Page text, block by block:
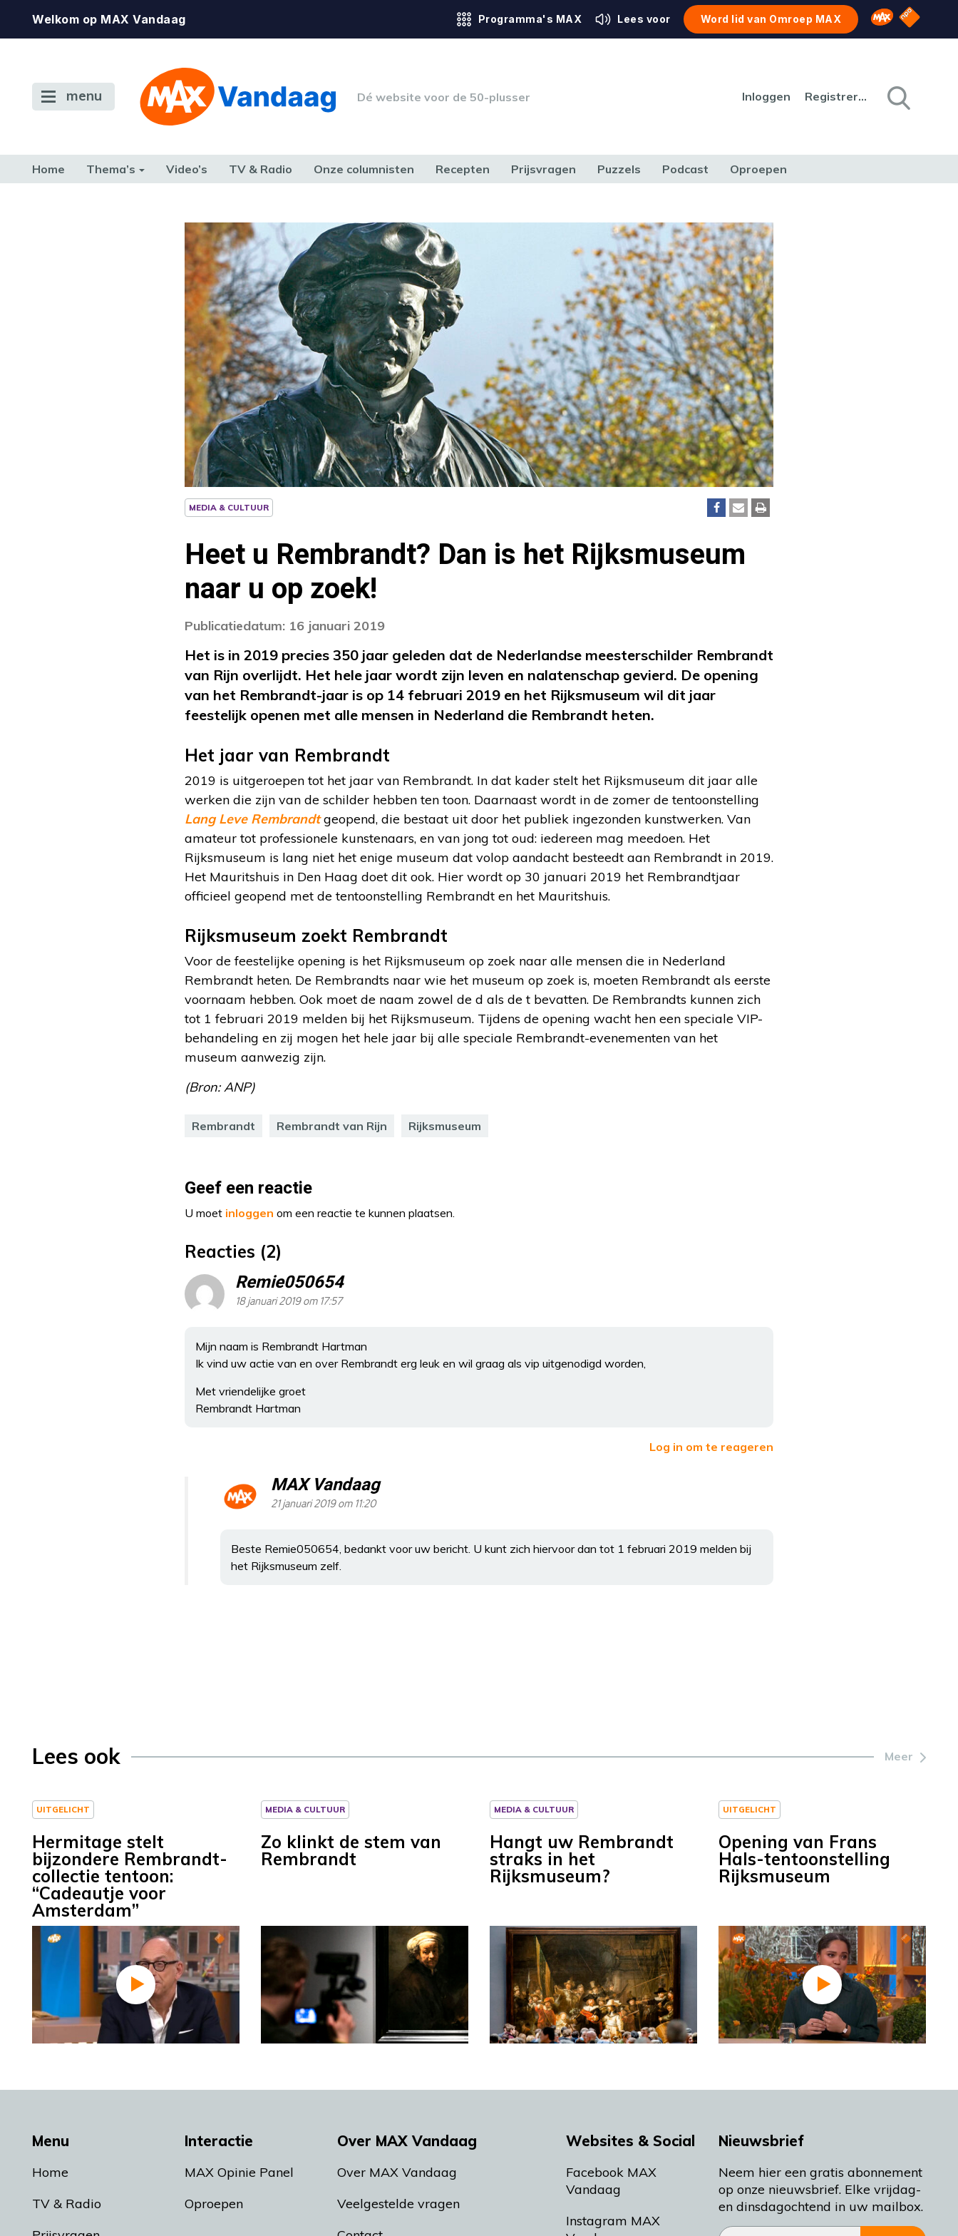
Welkom op MAX Vandaag Programma's MAX Lees voor Word lid van Omroep MAX Omroep MAX
NPO
menu Dé website voor de 50-plusser Inloggen Registreren
Home Thema’s Video’s TV & Radio Onze columnisten Recepten Prijsvragen Puzzels Podcast Oproepen
MEDIA & CULTUUR
Heet u Rembrandt? Dan is het Rijksmuseum
naar u op zoek!
Publicatiedatum: 16 januari 2019
Het is in 2019 precies 350 jaar geleden dat de Nederlandse meesterschilder Rembrandt
van Rijn overlijdt. Het hele jaar wordt zijn leven en nalatenschap gevierd. De opening
van het Rembrandt-jaar is op 14 februari 2019 en het Rijksmuseum wil dit jaar
feestelijk openen met alle mensen in Nederland die Rembrandt heten.
Het jaar van Rembrandt
2019 is uitgeroepen tot het jaar van Rembrandt. In dat kader stelt het Rijksmuseum dit jaar alle
werken die zijn van de schilder hebben ten toon. Daarnaast wordt in de zomer de tentoonstelling
Lang Leve Rembrandtgeopend, die bestaat uit door het publiek ingezonden kunstwerken. Van
amateur tot professionele kunstenaars, en van jong tot oud: iedereen mag meedoen. Het
Rijksmuseum is lang niet het enige museum dat volop aandacht besteedt aan Rembrandt in 2019.
Het Mauritshuis in Den Haag doet dit ook. Hier wordt op 30 januari 2019 het Rembrandtjaar
officieel geopend met de tentoonstelling Rembrandt en het Mauritshuis.
Rijksmuseum zoekt Rembrandt
Voor de feestelijke opening is het Rijksmuseum op zoek naar alle mensen die in Nederland
Rembrandt heten. De Rembrandts naar wie het museum op zoek is, moeten Rembrandt als eerste
voornaam hebben. Ook moet de naam zowel de d als de t bevatten. De Rembrandts kunnen zich
tot 1 februari 2019 melden bij het Rijksmuseum. Tijdens de opening wacht hen een speciale VIP-
behandeling en zij mogen het hele jaar bij alle speciale Rembrandt-evenementen van het
museum aanwezig zijn.
(Bron: ANP)
Rembrandt Rembrandt van Rijn Rijksmuseum
Geef een reactie
U moet inloggen om een reactie te kunnen plaatsen.
Reacties (2)
Remie050654
18 januari 2019 om 17:57
Mijn naam is Rembrandt Hartman
Ik vind uw actie van en over Rembrandt erg leuk en wil graag als vip uitgenodigd worden,
Met vriendelijke groet
Rembrandt Hartman
Log in om te reageren
MAX Vandaag
21 januari 2019 om 11:20
Beste Remie050654, bedankt voor uw bericht. U kunt zich hiervoor dan tot 1 februari 2019 melden bij
het Rijksmuseum zelf.
Lees ook Meer
UITGELICHT
Hermitage stelt
bijzondere Rembrandt-
collectie tentoon:
“Cadeautje voor
Amsterdam”
MEDIA & CULTUUR
Zo klinkt de stem van
Rembrandt
MEDIA & CULTUUR
Hangt uw Rembrandt
straks in het
Rijksmuseum?
UITGELICHT
Opening van Frans
Hals-tentoonstelling
Rijksmuseum
Menu
Home
TV & Radio
Interactie
MAX Opinie Panel
Oproepen
Over MAX Vandaag
Over MAX Vandaag
Veelgestelde vragen
Websites & Social
Facebook MAX
Vandaag
Instagram MAX
Nieuwsbrief
Neem hier een gratis abonnement
op onze nieuwsbrief. Elke vrijdag-
en dinsdagochtend in uw mailbox.